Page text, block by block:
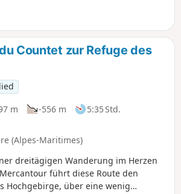
Merveilles und Valmasque, ist
im Mercantour.Beachten Sie
Informationen.
Countet zur Refuge des
m -556 m
5:35 Std.
(Alpes-Maritimes)
dreitägigen Wanderung im Herzen
führt diese Route den
Hochgebirge, über eine wenig